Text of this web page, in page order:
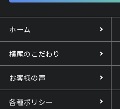
ホーム
横尾のこだわり
お客様の声
各種ポリシー